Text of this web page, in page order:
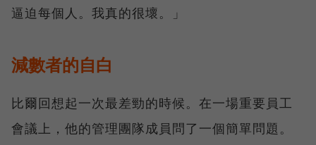
逼迫每個人。我真的很壞。」
減數者的自白
比爾回想起一次最差勁的時候。在一場重要員工
會議上，他的管理團隊成員問了一個簡單問題。